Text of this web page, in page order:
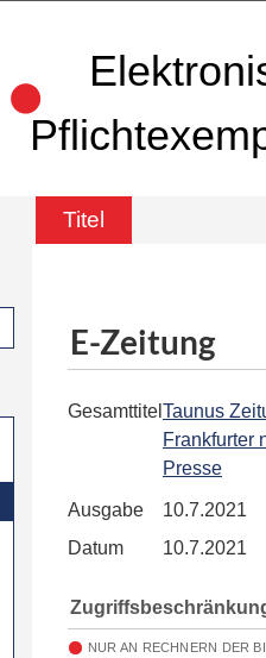
Titel
E-Zeitung
Gesamttitel Taunus
Frankfurter
Presse
Ausgabe
10.7.2021
Datum
10.7.2021
NUR AN RECHNERN DER